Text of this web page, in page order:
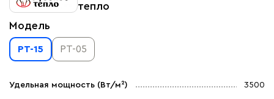
тепло
Модель
PT-15 PT-05
Удельная мощность (Вт/м²) 3500